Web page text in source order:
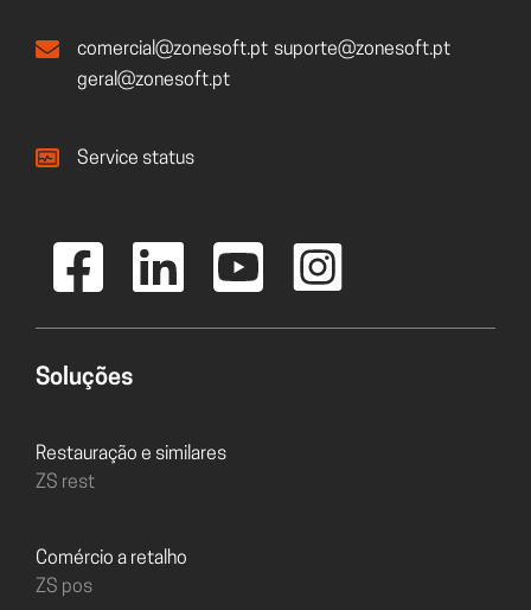
comercial@zonesoft.pt suporte@zonesoft.pt
geral@zonesoft.pt
Service status
Soluções
Restauração e similares
ZS rest
Comércio a retalho
ZS pos